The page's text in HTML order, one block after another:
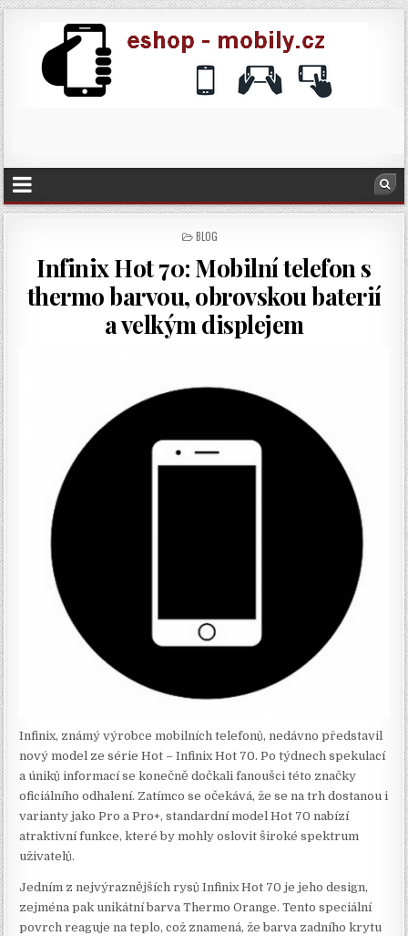
POSTED
BLOG
Infinix Hot 70: Mobilní telefon s
thermo barvou, obrovskou baterií
a velkým displejem
Infinix, známý výrobce mobilních telefonů, nedávno představil
nový model ze série Hot – Infinix Hot 70. Po týdnech spekulací
a úniků informací se konečně dočkali fanoušci této značky
oficiálního odhalení. Zatímco se očekává, že se na trh dostanou i
varianty jako Pro a Pro+, standardní model Hot 70 nabízí
atraktivní funkce, které by mohly oslovit široké spektrum
uživatelů.
Jedním z nejvýraznějších rysů Infinix Hot 70 je jeho design,
zejména pak unikátní barva Thermo Orange. Tento speciální
povrch reaguje na teplo, což znamená, že barva zadního krytu